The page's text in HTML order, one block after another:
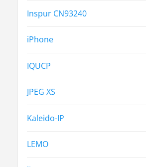
Inspur CN93240
iPhone
IQUCP
JPEG XS
Kaleido-IP
LEMO